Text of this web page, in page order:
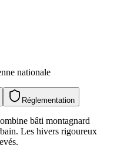
nationale
Réglementation
bâti montagnard
Les hivers rigoureux